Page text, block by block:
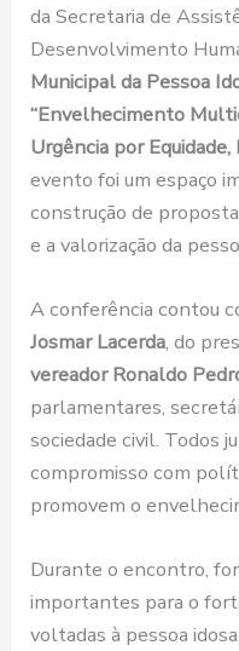
da Secretaria de
Desenvolvimento
Municipal da Pessoa
“Envelhecimento
Urgência por
evento foi um espaço
construção de
e a valorização da
A conferência contou
Josmar Lacerda, do
vereador Ronaldo
parlamentares,
sociedade civil. Todos
compromisso com
promovem o
Durante o encontro,
importantes para o
voltadas à pessoa